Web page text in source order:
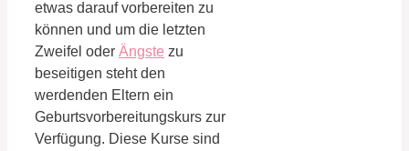
etwas darauf vorbereiten zu
können und um die letzten
Zweifel oder Ängste zu
beseitigen steht den
werdenden Eltern ein
Geburtsvorbereitungskurs zur
Verfügung. Diese Kurse sind